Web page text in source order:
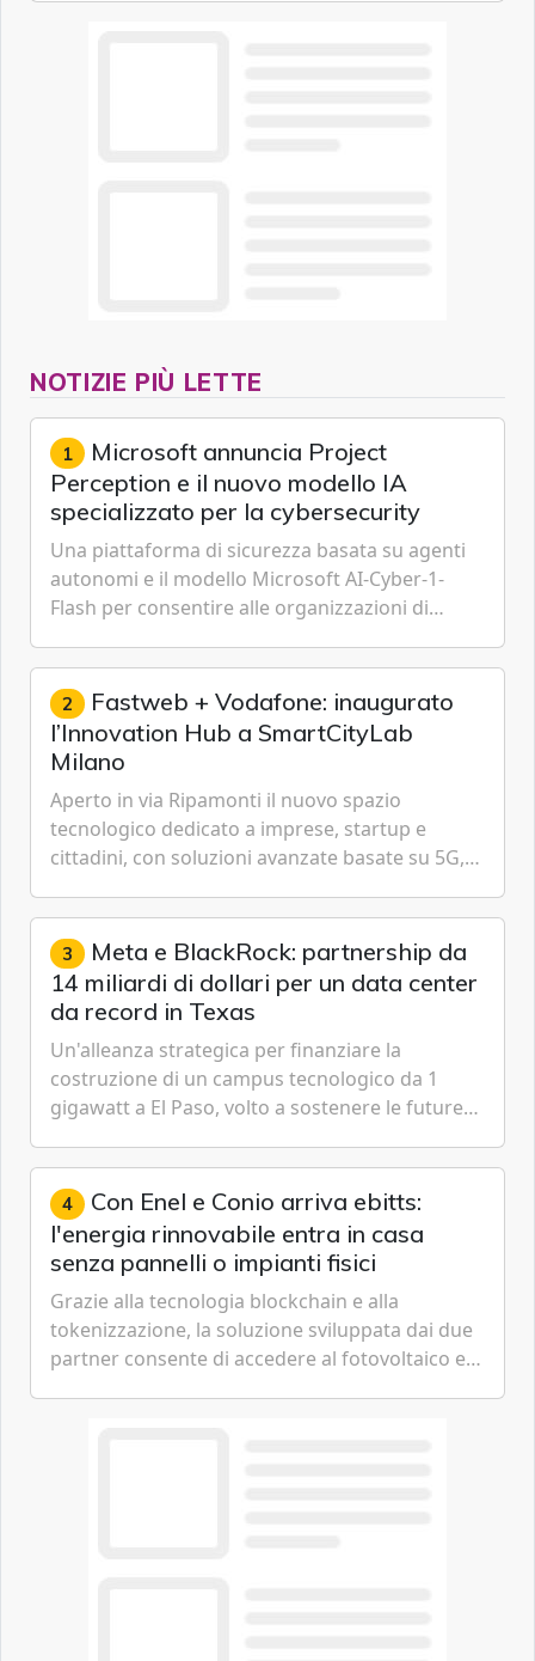
NOTIZIE PIÙ LETTE
1 Microsoft annuncia Project
Perception e il nuovo modello IA
specializzato per la cybersecurity
Una piattaforma di sicurezza basata su agenti
autonomi e il modello Microsoft AI-Cyber-1-
Flash per consentire alle organizzazioni di
gestione continua del rischio.
2 Fastweb + Vodafone: inaugurato
l’Innovation Hub a SmartCityLab
Milano
Aperto in via Ripamonti il nuovo spazio
tecnologico dedicato a imprese, startup e
cittadini, con soluzioni avanzate basate su 5G,
Cybersecurity.
3 Meta e BlackRock: partnership da
14 miliardi di dollari per un data center
da record in Texas
Un'alleanza strategica per finanziare la
costruzione di un campus tecnologico da 1
gigawatt a El Paso, volto a sostenere le future
artificiale dell'azienda di Mark Zuckerberg.
4 Con Enel e Conio arriva ebitts:
l'energia rinnovabile entra in casa
senza pannelli o impianti fisici
Grazie alla tecnologia blockchain e alla
tokenizzazione, la soluzione sviluppata dai due
partner consente di accedere al fotovoltaico e